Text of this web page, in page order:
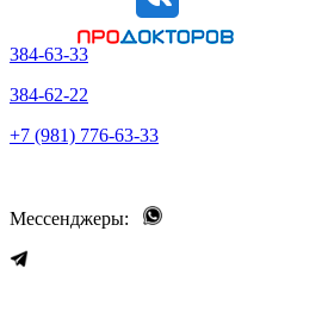
384-63-33
384-62-22
+7 (981) 776-63-33
Мессенджеры: